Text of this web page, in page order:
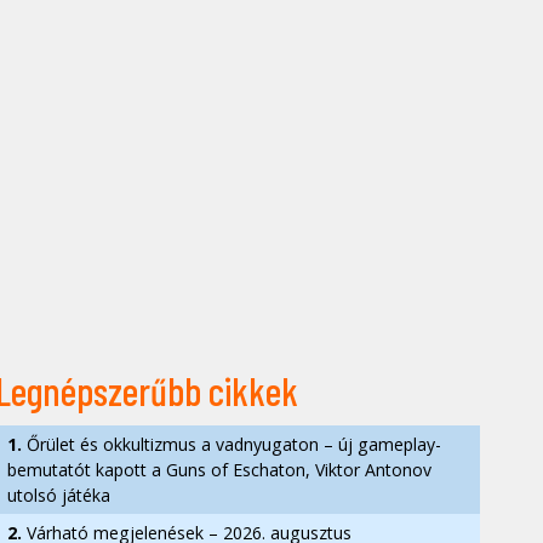
cikkek
1. Őrület és okkultizmus a vadnyugaton – új gameplay-
bemutatót kapott a Guns of Eschaton, Viktor Antonov
utolsó játéka
2. Várható megjelenések – 2026. augusztus